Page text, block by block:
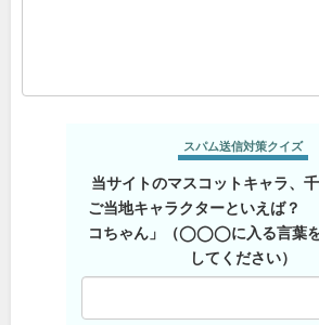
スパム送信対策クイズ
当サイトのマスコットキャラ、
ご当地キャラクターといえば
コちゃん」（◯◯◯に入る言葉を
してください）